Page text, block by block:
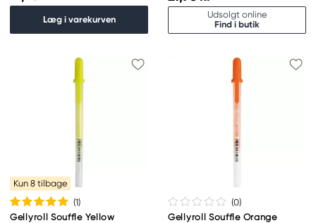
Læg i varekurven
Udsolgt online
Find i butik
Kun 8 tilbage
(1)
Gellyroll Souffle Yellow
(0)
Gellyroll Souffle Orange